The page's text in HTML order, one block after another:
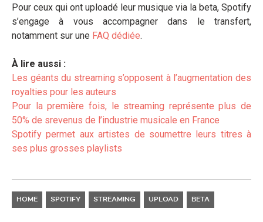
Pour ceux qui ont uploadé leur musique via la beta, Spotify
s’engage à vous accompagner dans le transfert,
notamment sur une FAQ dédiée.
À lire aussi :
Les géants du streaming s’opposent à l’augmentation des
royalties pour les auteurs
Pour la première fois, le streaming représente plus de
50% de srevenus de l’industrie musicale en France
Spotify permet aux artistes de soumettre leurs titres à
ses plus grosses playlists
HOME SPOTIFY STREAMING UPLOAD BETA